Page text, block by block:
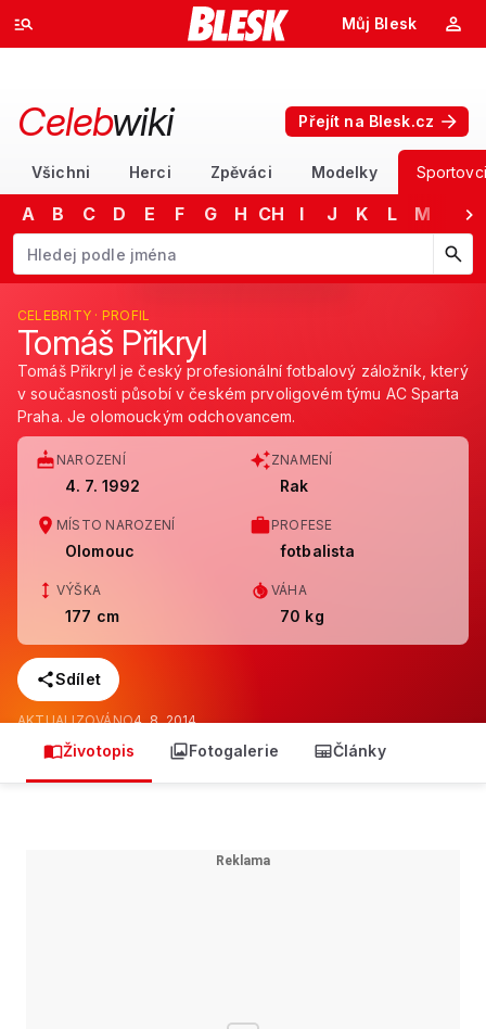
Můj Blesk
Celebwiki Přejít na Blesk.cz
Všichni Herci Zpěváci Modelky Sportovci
A B C D E F G H CH I J K L M
Začněte psát jméno. Šipkami dolů a nahoru procházejte návrhy,
CELEBRITY · PROFIL
Tomáš Přikryl
Tomáš Přikryl je český profesionální fotbalový záložník, který
v současnosti působí v českém prvoligovém týmu AC Sparta
Praha. Je olomouckým odchovancem.
NAROZENÍ
4. 7. 1992
ZNAMENÍ
Rak
MÍSTO NAROZENÍ
Olomouc
PROFESE
fotbalista
VÝŠKA
177 cm
VÁHA
70 kg
Sdílet
AKTUALIZOVÁNO4. 8. 2014
Životopis Fotogalerie Články